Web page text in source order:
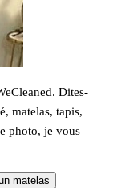
Dites-
matelas, tapis,
photo, je vous
matelas